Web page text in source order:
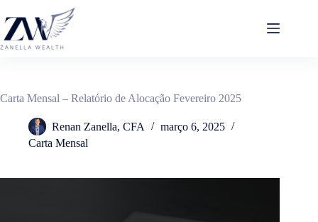
para
conteúdo
Carta Mensal – Relatório de Alocação Fevereiro 2025
Renan Zanella, CFA
março 6, 2025
Carta Mensal